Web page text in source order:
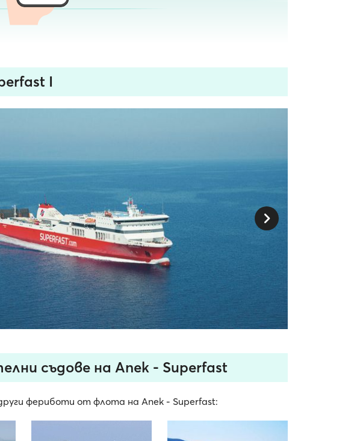
I
съдове на Anek - Superfast
фериботи от флота на Anek - Superfast: